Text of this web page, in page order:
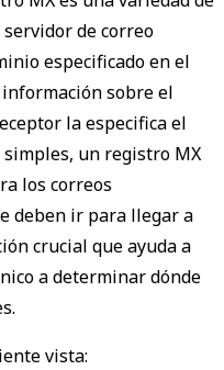
de correo
especificado en el
información sobre el
la especifica el
un registro MX
los correos
deben ir para llegar a
crucial que ayuda a
a determinar dónde
vista: